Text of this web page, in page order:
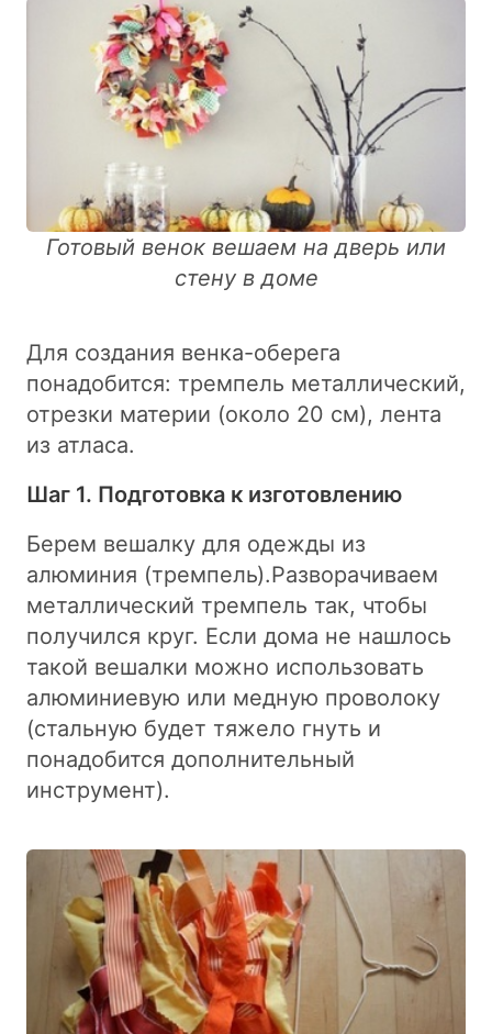
Готовый венок вешаем на дверь или
стену в доме
Для создания венка-оберега
понадобится: тремпель металлический,
отрезки материи (около 20 см), лента
из атласа.
Шаг 1. Подготовка к изготовлению
Берем вешалку для одежды из
алюминия (тремпель).Разворачиваем
металлический тремпель так, чтобы
получился круг. Если дома не нашлось
такой вешалки можно использовать
алюминиевую или медную проволоку
(стальную будет тяжело гнуть и
понадобится дополнительный
инструмент).